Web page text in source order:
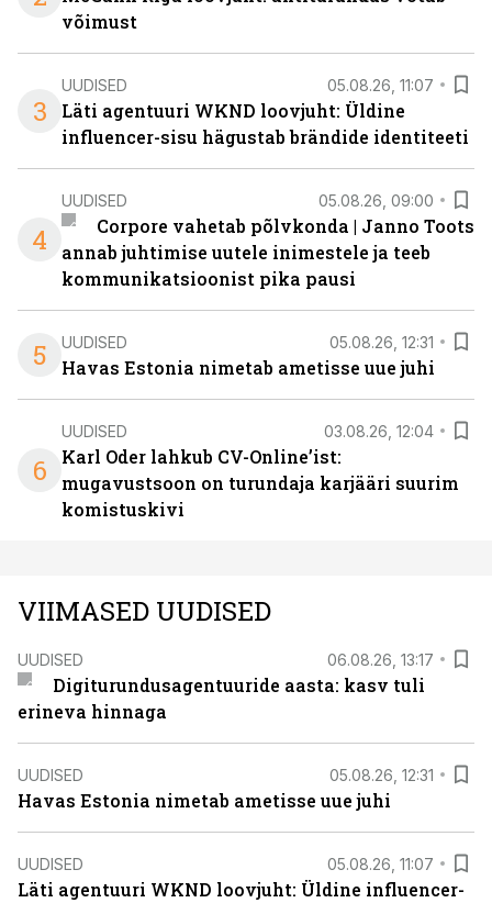
võimust
3
UUDISED 05.08.26, 11:07
Läti agentuuri WKND loovjuht: Üldine
influencer-sisu hägustab brändide identiteeti
4
UUDISED 05.08.26, 09:00
Corpore vahetab põlvkonda | Janno Toots
annab juhtimise uutele inimestele ja teeb
kommunikatsioonist pika pausi
5 UUDISED 05.08.26, 12:31
Havas Estonia nimetab ametisse uue juhi
6
UUDISED 03.08.26, 12:04
Karl Oder lahkub CV-Online’ist:
mugavustsoon on turundaja karjääri suurim
komistuskivi
VIIMASED UUDISED
UUDISED 06.08.26, 13:17
Digiturundusagentuuride aasta: kasv tuli
erineva hinnaga
UUDISED 05.08.26, 12:31
Havas Estonia nimetab ametisse uue juhi
UUDISED 05.08.26, 11:07
Läti agentuuri WKND loovjuht: Üldine influencer-